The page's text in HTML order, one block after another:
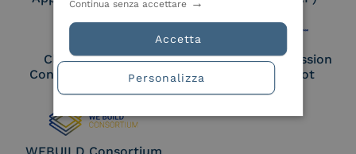
Cloud Signature
Consortium Member
European Commission
Large Scale Pilot
Member
Accetta
Continua senza accettare
Personalizza